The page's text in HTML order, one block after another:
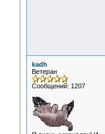
kadh
Ветеран
Сообщений: 1207